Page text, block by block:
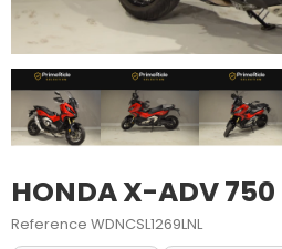
HONDA X-ADV 750
Reference WDNCSL1269LNL